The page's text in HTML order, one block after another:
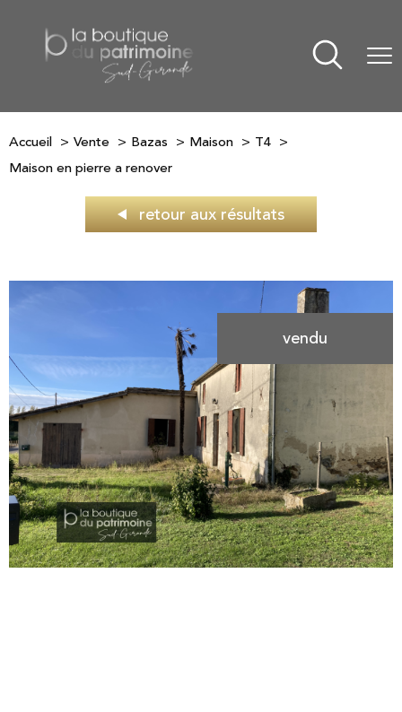
Accueil Vente Bazas Maison
T4
Maison en pierre a renover
retour aux résultats
vendu